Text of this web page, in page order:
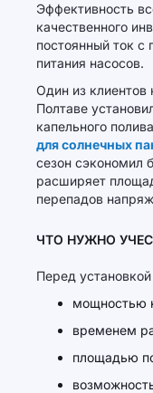
Эффективность
качественного
постоянный ток с
питания насосов.
Один из клиентов
Полтаве
капельного
для солнечных
сезон сэкономил
расширяет
перепадов
ЧТО НУЖНО
Перед
мощностью
временем
площадью